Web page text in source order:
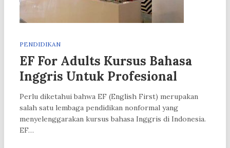
PENDIDIKAN
EF For Adults Kursus Bahasa
Inggris Untuk Profesional
Perlu diketahui bahwa EF (English First) merupakan
salah satu lembaga pendidikan nonformal yang
menyelenggarakan kursus bahasa Inggris di Indonesia.
EF…